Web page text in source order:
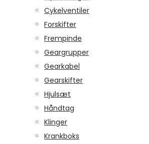
Cykelventiler
Forskifter
Frempinde
Geargrupper
Gearkabel
Gearskifter
Hjulsæt
Håndtag
Klinger
Krankboks